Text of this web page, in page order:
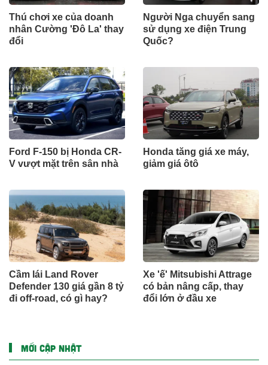
Thú chơi xe của doanh
nhân Cường 'Đô La' thay
đổi
Người Nga chuyển sang
sử dụng xe điện Trung
Quốc?
Ford F-150 bị Honda CR-
V vượt mặt trên sân nhà
Honda tăng giá xe máy,
giảm giá ôtô
Cầm lái Land Rover
Defender 130 giá gần 8 tỷ
đi off-road, có gì hay?
Xe 'ế' Mitsubishi Attrage
có bản nâng cấp, thay
đổi lớn ở đầu xe
MỚI CẬP NHẬT